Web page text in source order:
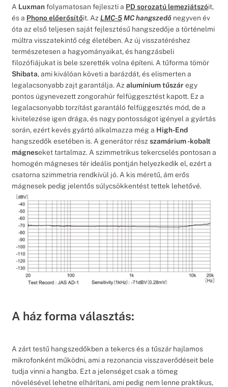
A Luxmanfolyamatosan fejleszti a PD sorozatú lemezjátszóit,
és a Phono előerősítőit. Az LMC-5 MChangszedőnegyven év
óta az első teljesen saját fejlesztésű hangszedője a történelmi
múltra visszatekintő cég életében. Az új visszatéréshez
természetesen a hagyományaikat, és hangzásbeli
filozófiájukat is bele szerették volna építeni. A tűforma tömör
Shibata, ami kiválóan követi a barázdát, és elismerten a
legalacsonyabb zajt garantálja. Az alumínium tűszáregy
pontos úgynevezett zongorahúr felfüggesztést kapott. Ez a
legalacsonyabb torzítást garantáló felfüggesztés mód, de a
kivitelezése igen drága, és nagy pontosságot igényel a gyártás
során, ezért kevés gyártó alkalmazza még a High-End
hangszedők esetében is. A generátor rész szamárium -kobalt
mágneseket tartalmaz. A szimmetrikus tekercselés pontosan a
homogén mágneses tér ideális pontján helyezkedik el, ezért a
csatorna szimmetria rendkívül jó. A kis méretű, ám erős
mágnesek pedig jelentős súlycsökkentést tettek lehetővé.
A ház forma választás:
A zárt testű hangszedőkben a tekercs és a tűszár hajlamos
mikrofonként működni, ami a rezonancia visszaverődéseit bele
tudja vinni a hangba. Ezt a jelenséget csak a tömeg
növelésével lehetne elhárítani, ami pedig nem lenne praktikus,